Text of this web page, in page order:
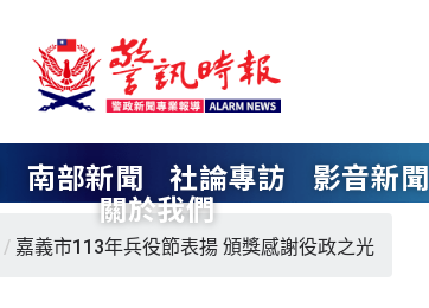
南部新聞 社論專訪 影音新聞
關於我們
/ 嘉義市113年兵役節表揚 頒獎感謝役政之光